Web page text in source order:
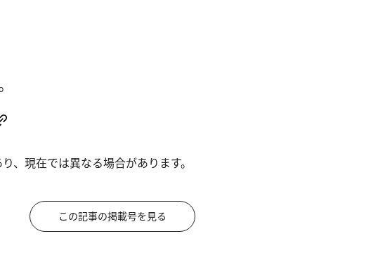
、現在では異なる場合があります。
この記事の掲載号を見る